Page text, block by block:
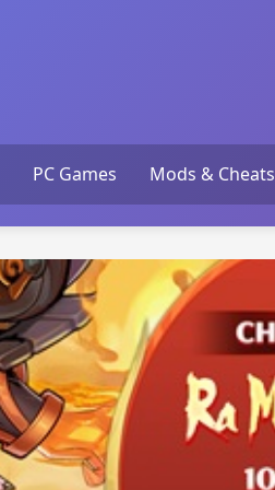
PC Games Mods & Cheats